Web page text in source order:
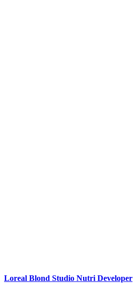
Loreal Blond Studio Nutri Developer